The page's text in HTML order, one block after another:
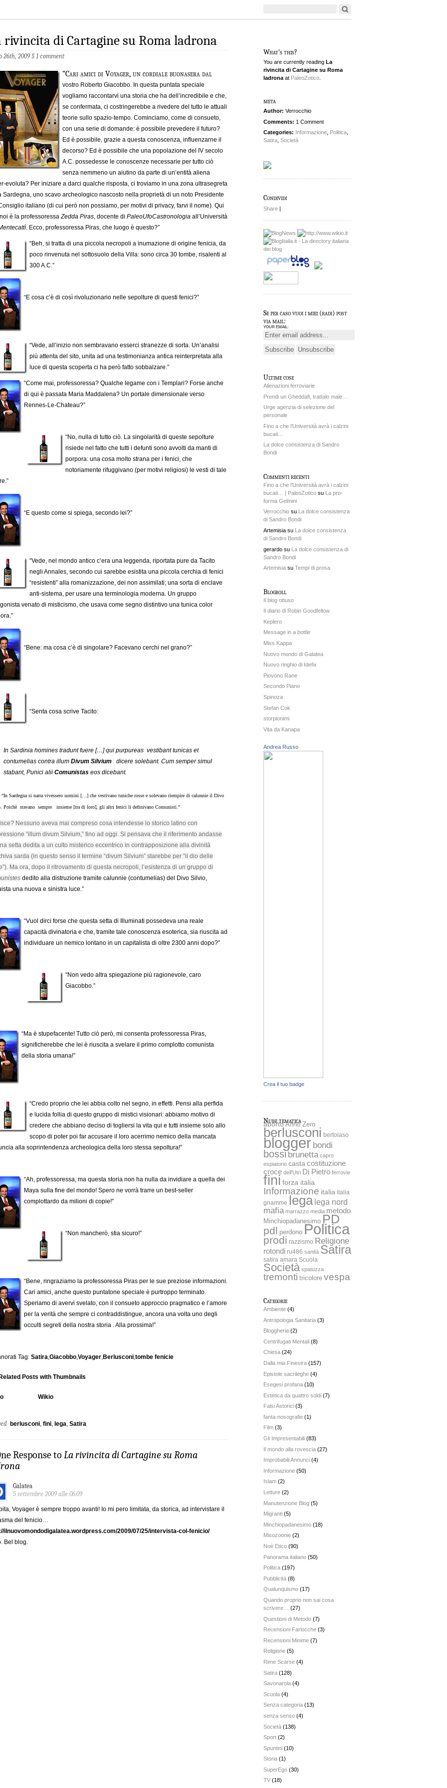
rivincita di Cartagine su Roma ladrona
26th, 2009 §1 comment
“Cari amici di Voyager, un cordiale buonasera dal
vostro Roberto Giacobbo. In questa puntata speciale
vogliamo raccontarvi una storia che ha dell’incredibile e che,
se confermata, ci costringerebbe a rivedere del tutto le attuali
teorie sullo spazio-tempo. Cominciamo, come di consueto,
con una serie di domande: è possibile prevedere il futuro?
Ed è possibile, grazie a questa conoscenza, influenzarne il
decorso? Ed è possibile che una popolazione del IV secolo
A.C. possedesse le conoscenze necessarie per tutto ciò
senza nemmeno un aiutino da parte di un’entità aliena
evoluta? Per iniziare a darci qualche risposta, ci troviamo in una zona ultrasegreta
Sardegna, uno scavo archeologico nascosto nella proprietà di un noto Presidente
italiano (di cui però non possiamo, per motivi di privacy, farvi il nome). Qui
è la professoressaZedda Piras, docente di PaleoUfoCastronologia all’Università
. Ecco, professoressa Piras, che luogo è questo?”
“Beh, si tratta di una piccola necropoli a inumazione di origine fenicia, da
poco rinvenuta nel sottosuolo della Villa: sono circa 30 tombe, risalenti al
300 A.C.”
“E cosa c’è di così rivoluzionario nelle sepolture di questi fenici?”
“Vede, all’inizio non sembravano esserci stranezze di sorta. Un’analisi
più attenta del sito, unita ad una testimonianza antica reinterpretata alla
luce di questa scoperta ci ha però fatto sobbalzare.”
“Come mai, professoressa? Qualche legame con i Templari? Forse anche
di qui è passata Maria Maddalena? Un portale dimensionale verso
Rennes-Le-Chateau?”
“No, nulla di tutto ciò. La singolarità di queste sepolture
risiede nel fatto che tutti i defunti sono avvolti da manti di
porpora: una cosa molto strana per i fenici, che
notoriamente rifuggivano (per motivi religiosi) le vesti di tale
“E questo come si spiega, secondo lei?”
“Vede, nel mondo antico c’era una leggenda, riportata pure da Tacito
negli Annales, secondo cui sarebbe esistita una piccola cerchia di fenici
“resistenti” alla romanizzazione, dei non assimilati; una sorta di enclave
anti-sistema, per usare una terminologia moderna. Un gruppo
venato di misticismo, che usava come segno distintivo una tunica color
“Bene: ma cosa c’è di singolare? Facevano cerchi nel grano?”
“Senta cosa scrive Tacito:
In Sardinia homines tradunt fuere […] qui purpureas vestibant tunicas et
contumelias contra illum Divum Silvium dicere solebant. Cum semper simul
stabant, Punici alii Comunistas eos dicebant.
“In Sardegna si narra vivessero uomini […] che vestivano tuniche rosse e solevano riempire di calunnie il Divo
Poichè stavano sempre insieme [tra di loro], gli altri fenici li definivano Comunisti.”
Nessuno aveva mai compreso cosa intendesse lo storico latino con
“illum divum Silvium,” fino ad oggi. Si pensava che il riferimento andasse
setta dedita a un culto misterico eccentrico in contrapposizione alla divinità
sarda (in questo senso il termine “divum Silvium” starebbe per “il dio delle
Ma ora, dopo il ritrovamento di questa necropoli, l’esistenza di un gruppo di
dedito alla distruzione tramite calunnie (contumelias) del Divo Silvio,
una nuova e sinistra luce.”
“Vuol dirci forse che questa setta di Illuminati possedeva una reale
capacità divinatoria e che, tramite tale conoscenza esoterica, sia riuscita ad
individuare un nemico lontano in un capitalista di oltre 2300 anni dopo?”
“Non vedo altra spiegazione più ragionevole, caro
Giacobbo.”
“Ma è stupefacente! Tutto ciò però, mi consenta professoressa Piras,
significherebbe che lei è riuscita a svelare il primo complotto comunista
della storia umana!”
“Credo proprio che lei abbia colto nel segno, in effetti. Pensi alla perfida
e lucida follia di questo gruppo di mistici visionari: abbiamo motivo di
credere che abbiano deciso di togliersi la vita qui e tutti insieme solo allo
scopo di poter poi far accusare il loro acerrimo nemico della mancata
alla soprintendenza archeologica della loro stessa sepoltura!”
“Ah, professoressa, ma questa storia non ha nulla da invidiare a quella dei
Maya sulla fine del mondo! Spero ne vorrà trarre un best-seller
complottardo da milioni di copie!”
“Non mancherò, stia sicuro!”
“Bene, ringraziamo la professoressa Piras per le sue preziose informazioni.
Cari amici, anche questo puntatone speciale è purtroppo terminato.
Speriamo di avervi svelato, con il consueto approccio pragmatico e l’amore
per la verità che sempre ci contraddistingue, ancora una volta uno degli
occulti segreti della nostra storia . Alla prossima!”
Tag: Satira,Giacobbo,Voyager,Berlusconi,tombe fenicie
Wikio
berlusconi fini lega Satira
Response to La rivincita di Cartagine su Roma
Galatea
5 settembre 2009 alle 06:09
Voyager è sempre troppo avanti! Io mi pero limitata, da storica, ad intervistare il
del fenicio…
ilnuovomondodigalatea.wordpress.com/2009/07/25/intervista-col-fenicio/
Bel blog.
What's this?
You are currently reading La
rivincita di Cartagine su Roma
ladrona at PaleoZotico
meta
Author: Verrocchio
Comments: 1 Comment
Categories: Informazione Politica
Satira Società
Condividi
Share |
Se per caso vuoi i miei (radi) post
via mail:
YOUR EMAIL:
Ultime cose
Alienazioni ferroviarie
Prendi un Gheddafi, trattalo male…
Urge agenzia di selezione del
personale
Fino a che l’Università avrà i calzini
bucati…
La dolce consistenza di Sandro
Bondi
Commenti recenti
Fino a che l’Università avrà i calzini
bucati… | PaleoZotico su La pro-
forma Gelmini
Verrocchio su La dolce consistenza
di Sandro Bondi
Artemisia su La dolce consistenza
di Sandro Bondi
gerardo su La dolce consistenza di
Sandro Bondi
Artemisia su Tempi di prosa
Blogroll
Il blog ottuso
Il diario di Robin Goodfellow
Keplero
Message in a bottle
Miss Kappa
Nuovo mondo di Galatea
Nuovo ringhio di Idefix
Piovono Rane
Secondo Piano
Spinoza
Stefan Cok
storpionimi
Vita da Kanapa
Andrea Russo
Crea il tuo badge
Nube tematica
aborto Anno Zero
berlusconi bertolaso
blogger bondi
bossi brunetta capro
espiatorio casta costituzione
croce dell'Utri Di Pietro ferrovie
fini forza italia
Informazione italia italia
gnamme lega lega nord
mafia marrazzo media metodo
Minchiopadanesimo PD
pdl perdono Politica
prodi razzismo Religione
rotondi ru486 sanità Satira
satira amara Scuola
Società spatuzza
tremonti tricolore vespa
Categorie
Ambiente (4)
Antropologia Sanitaria (3)
Bloggheria (2)
Centrifugati Mentali (8)
Chiesa (24)
Dalla mia Finestra (157)
Epistole sacrileghe (4)
Esegesi profana (10)
Estetica da quattro soldi (7)
Falsi Astorici (3)
fanta-nosografie (1)
Film (3)
Gli Impresentabili (83)
Il mondo alla rovescia (27)
Improbabili Annunci (4)
Informazione (50)
Islam (2)
Letture (2)
Manutenzione Blog (5)
Migranti (5)
Minchiopadanesimo (18)
Misozoonie (2)
Noè Etico (90)
Panorama italiano (50)
Politica (197)
Pubblicità (8)
Qualunquismo (17)
Quando proprio non sai cosa
scrivere…
(27)
Questioni di Metodo (7)
Recensioni Farlocche (3)
Recensioni Minime (7)
Religione (5)
Rime Scarse (4)
Satira (128)
Savonarola (4)
Scuola (4)
Senza categoria (13)
senza senso (4)
Società (138)
Sport (2)
Spuntini (10)
Storia (1)
SuperEgo (30)
TV (18)